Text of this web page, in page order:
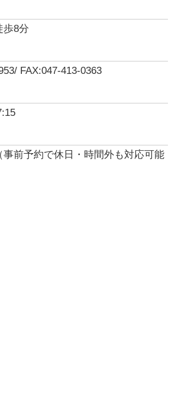
歩8分
FAX:047-413-0363
事前予約で休日・時間外も対応可能